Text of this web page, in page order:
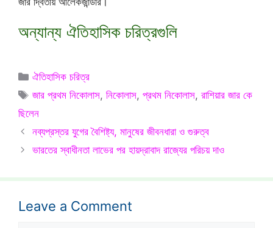
অন্যান্য ঐতিহাসিক চরিত্রগুলি
Categories
ঐতিহাসিক চরিত্র
Tags
জার প্রথম নিকোলাস,নিকোলাস,প্রথম নিকোলাস,রাশিয়ার জার কে
ছিলেন
নব্যপ্রস্তর যুগের বৈশিষ্ট্য, মানুষের জীবনধারা ও গুরুত্ব
ভারতের স্বাধীনতা লাভের পর হায়দ্রাবাদ রাজ্যের পরিচয় দাও
Leave a Comment